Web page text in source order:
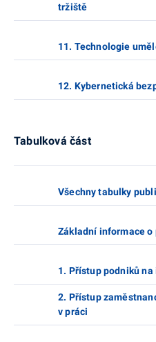
tržiště
11. Technologie
12. Kybernetická
Tabulková část
Všechny tabulky
Základní informace o
1. Přístup podniků
2. Přístup
v práci